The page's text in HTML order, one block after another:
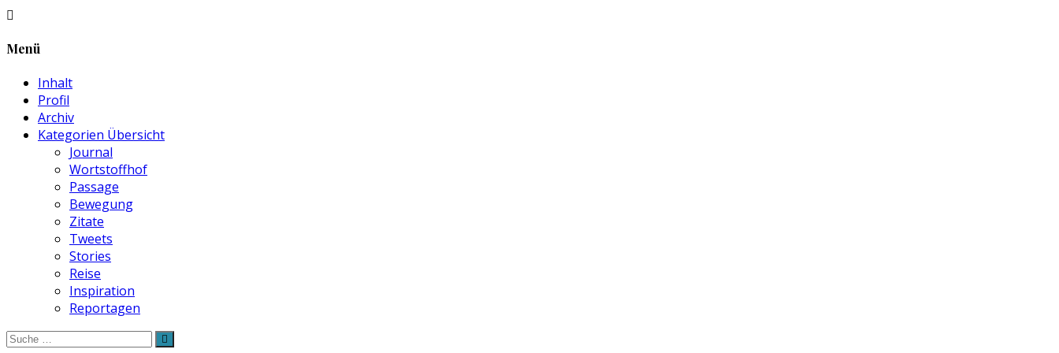
Menü
Inhalt
Profil
Archiv
Kategorien Übersicht
Journal
Wortstoffhof
Passage
Bewegung
Zitate
Tweets
Stories
Reise
Inspiration
Reportagen
Suche